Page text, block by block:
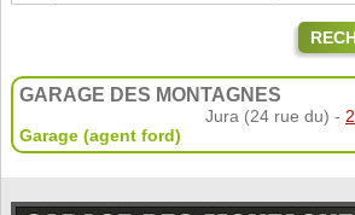
GARAGE DES MONTAGNES
Jura (24 rue du) -
Garage (agent ford)